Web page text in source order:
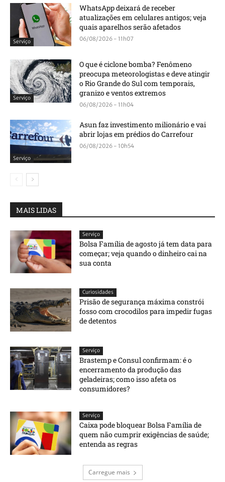
Serviço
WhatsApp deixará de receber
atualizações em celulares antigos; veja
quais aparelhos serão afetados
06/08/2026 - 11h07
Serviço
O que é ciclone bomba? Fenômeno
preocupa meteorologistas e deve atingir
o Rio Grande do Sul com temporais,
granizo e ventos extremos
06/08/2026 - 11h04
Serviço
Asun faz investimento milionário e vai
abrir lojas em prédios do Carrefour
06/08/2026 - 10h54
MAIS LIDAS
Serviço
Bolsa Família de agosto já tem data para
começar; veja quando o dinheiro cai na
sua conta
Curiosidades
Prisão de segurança máxima constrói
fosso com crocodilos para impedir fugas
de detentos
Serviço
Brastemp e Consul confirmam: é o
encerramento da produção das
geladeiras; como isso afeta os
consumidores?
Serviço
Caixa pode bloquear Bolsa Família de
quem não cumprir exigências de saúde;
entenda as regras
Carregue mais